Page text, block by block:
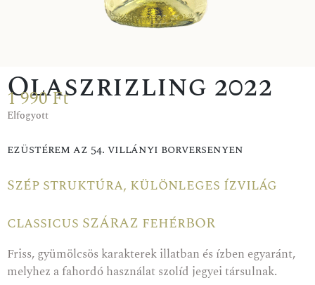
Olaszrizling 2022
1 990Ft
Elfogyott
ezüstérem az 54. villányi borversenyen
Szép struktúra, különleges ízvilág
classicus SZÁRAZ fehérBOR
Friss, gyümölcsös karakterek illatban és ízben egyaránt,
melyhez a fahordó használat szolíd jegyei társulnak.